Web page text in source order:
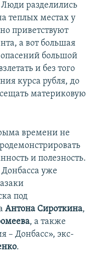
разделились
теплых местах у
приветствуют
а вот большая
опасений большой
и без того
курса рубля, до
материковую
времени не
и полезность.
уже
под
Антона Сироткина,
, а также
– Донбасс», экс-
.